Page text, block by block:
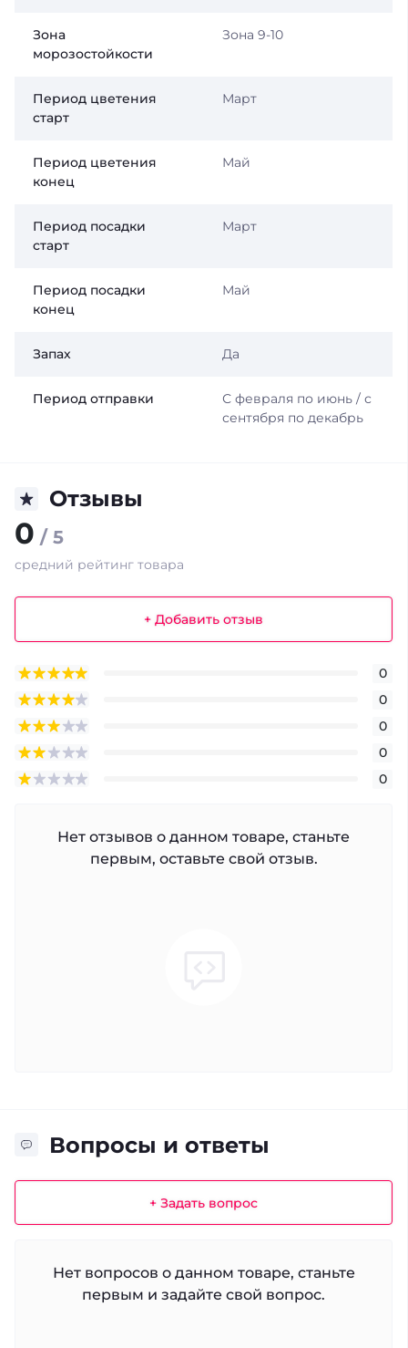
Зона
морозостойкости
Зона 9-10
Период цветения
старт
Март
Период цветения
конец
Май
Период посадки
старт
Март
Период посадки
конец
Май
Запах Да
Период отправки
С февраля по июнь / с
сентября по декабрь
Отзывы
0 / 5
средний рейтинг товара
+ Добавить отзыв
0
0
0
0
0
Нет отзывов о данном товаре, станьте
первым, оставьте свой отзыв.
Вопросы и ответы
+ Задать вопрос
Нет вопросов о данном товаре, станьте
первым и задайте свой вопрос.